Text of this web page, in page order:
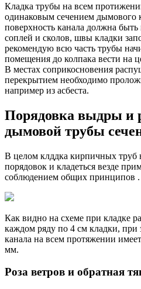
Кладка трубы на всем
одинаковым сечением дымового
поверхность канала должна
соплей и сколов, швы кладки
рекомендую всю часть трубы
помещения до колпака вести на
В местах соприкосновения
перекрытием необходимо
например из асбеста.
Порядовка выдры и
дымовой трубы
В целом клддка кирпичных труб
порядовок и кладеться везде
соблюдением общих принципов .
Как видно на схеме при кладке
каждом ряду по 4 см кладки, при
канала на всем протяжении
мм.
Роза ветров и обратная